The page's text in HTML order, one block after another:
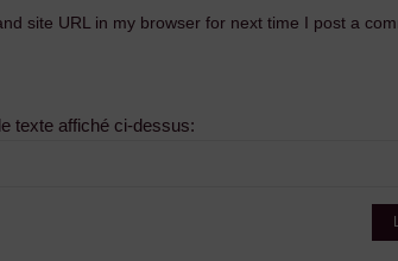
site URL in my browser for next time I post a
texte affiché ci-dessus: